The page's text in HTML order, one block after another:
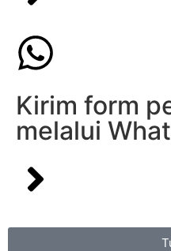
Kirim form
melalui